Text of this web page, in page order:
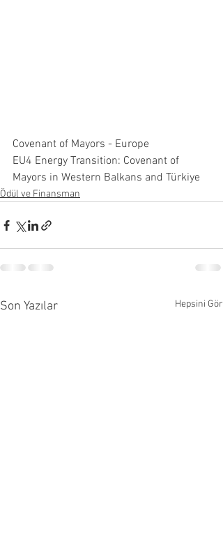
Covenant of Mayors - Europe
EU4 Energy Transition: Covenant of
Mayors in Western Balkans and Türkiye
Ödül ve Finansman
Son Yazılar Hepsini Gör